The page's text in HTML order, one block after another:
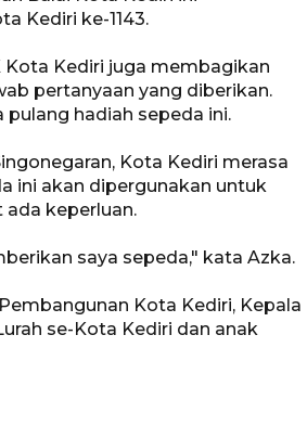
Kediri ke-1143.
Kota Kediri juga membagikan
pertanyaan yang diberikan.
hadiah sepeda ini.
Kota Kediri merasa
ini akan dipergunakan untuk
keperluan.
saya sepeda," kata Azka.
Kota Kediri, Kepala
se-Kota Kediri dan anak